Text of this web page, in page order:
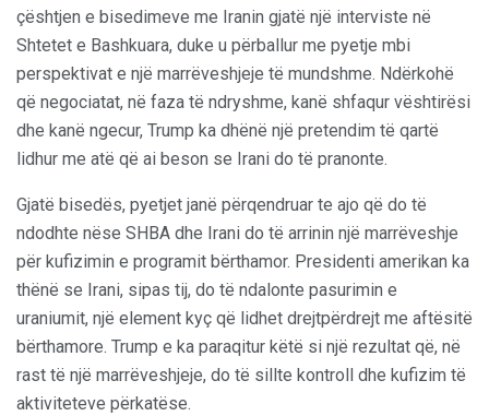
çështjen e bisedimeve me Iranin gjatë një interviste në
Shtetet e Bashkuara, duke u përballur me pyetje mbi
perspektivat e një marrëveshjeje të mundshme. Ndërkohë
që negociatat, në faza të ndryshme, kanë shfaqur vështirësi
dhe kanë ngecur, Trump ka dhënë një pretendim të qartë
lidhur me atë që ai beson se Irani do të pranonte.
Gjatë bisedës, pyetjet janë përqendruar te ajo që do të
ndodhte nëse SHBA dhe Irani do të arrinin një marrëveshje
për kufizimin e programit bërthamor. Presidenti amerikan ka
thënë se Irani, sipas tij, do të ndalonte pasurimin e
uraniumit, një element kyç që lidhet drejtpërdrejt me aftësitë
bërthamore. Trump e ka paraqitur këtë si një rezultat që, në
rast të një marrëveshjeje, do të sillte kontroll dhe kufizim të
aktiviteteve përkatëse.